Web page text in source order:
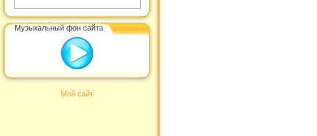
Музыкальный фон сайта
Мой сайт